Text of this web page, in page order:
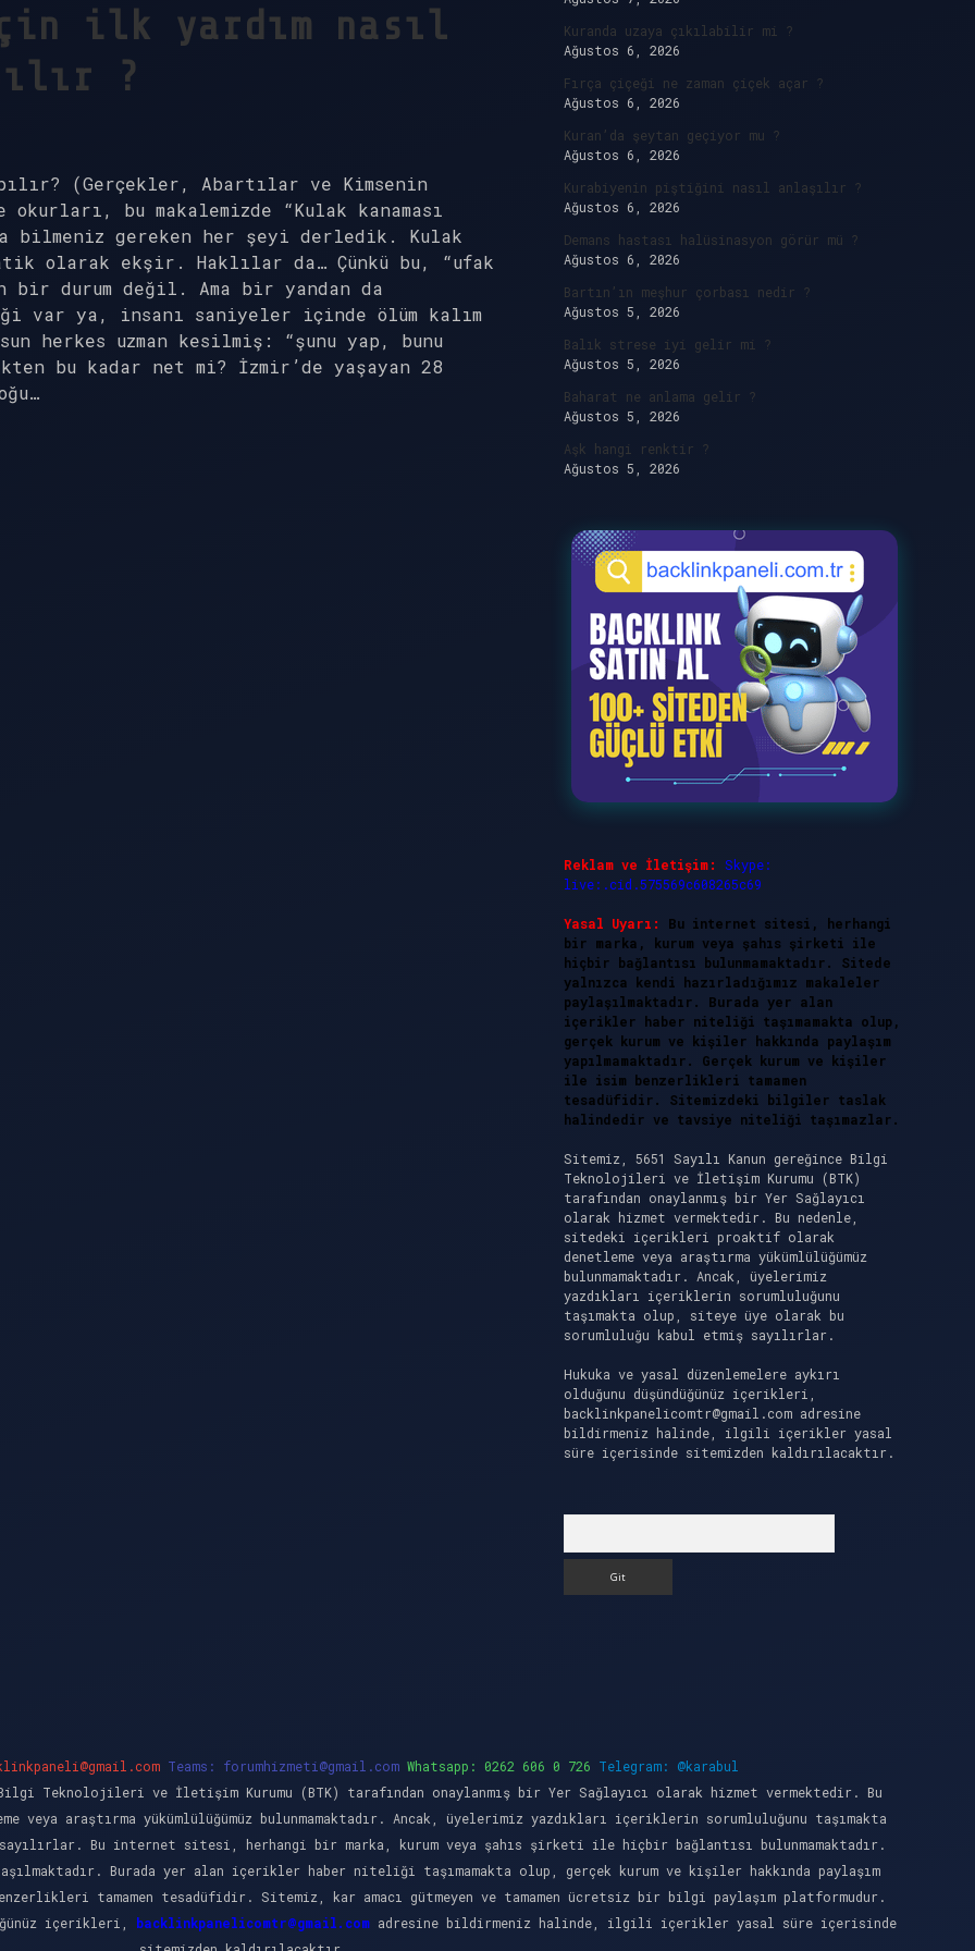
ilk yardım nasıl
?
(Gerçekler, Abartılar ve Kimsenin
bu makalemizde “Kulak kanaması
bilmeniz gereken her şeyi derledik. Kulak
olarak ekşir. Haklılar da… Çünkü bu, “ufak
durum değil. Ama bir yandan da
var ya, insanı saniyeler içinde ölüm kalım
herkes uzman kesilmiş: “şunu yap, bunu
bu kadar net mi? İzmir’de yaşayan 28
Kuranda uzaya çıkılabilir mi ?
Ağustos 6, 2026
Fırça çiçeği ne zaman çiçek açar ?
Ağustos 6, 2026
Kuran’da şeytan geçiyor mu ?
Ağustos 6, 2026
Kurabiyenin piştiğini nasıl anlaşılır ?
Ağustos 6, 2026
Demans hastası halüsinasyon görür mü ?
Ağustos 6, 2026
Bartın’ın meşhur çorbası nedir ?
Ağustos 5, 2026
Balık strese iyi gelir mi ?
Ağustos 5, 2026
Baharat ne anlama gelir ?
Ağustos 5, 2026
Aşk hangi renktir ?
Ağustos 5, 2026
Reklam ve İletişim:
Skype:
live:.cid.575569c608265c69
Yasal Uyarı:
Bu internet sitesi, herhangi
bir marka, kurum veya şahıs şirketi ile
hiçbir bağlantısı bulunmamaktadır. Sitede
yalnızca kendi hazırladığımız makaleler
paylaşılmaktadır. Burada yer alan
içerikler haber niteliği taşımamakta olup,
gerçek kurum ve kişiler hakkında paylaşım
yapılmamaktadır. Gerçek kurum ve kişiler
ile isim benzerlikleri tamamen
tesadüfidir. Sitemizdeki bilgiler taslak
halindedir ve tavsiye niteliği taşımazlar.
Sitemiz, 5651 Sayılı Kanun gereğince Bilgi
Teknolojileri ve İletişim Kurumu (BTK)
tarafından onaylanmış bir Yer Sağlayıcı
olarak hizmet vermektedir. Bu nedenle,
sitedeki içerikleri proaktif olarak
denetleme veya araştırma yükümlülüğümüz
bulunmamaktadır. Ancak, üyelerimiz
yazdıkları içeriklerin sorumluluğunu
taşımakta olup, siteye üye olarak bu
sorumluluğu kabul etmiş sayılırlar.
Hukuka ve yasal düzenlemelere aykırı
olduğunu düşündüğünüz içerikleri,
backlinkpanelicomtr@gmail.comadresine
bildirmeniz halinde, ilgili içerikler yasal
süre içerisinde sitemizden kaldırılacaktır.
Teams: forumhizmeti@gmail.com Whatsapp: 0262 606 0 726 Telegram: @karabul
Teknolojileri ve İletişim Kurumu (BTK) tarafından onaylanmış bir Yer Sağlayıcı olarak hizmet vermektedir. Bu
araştırma yükümlülüğümüz bulunmamaktadır. Ancak, üyelerimiz yazdıkları içeriklerin sorumluluğunu taşımakta
Bu internet sitesi, herhangi bir marka, kurum veya şahıs şirketi ile hiçbir bağlantısı bulunmamaktadır.
Burada yer alan içerikler haber niteliği taşımamakta olup, gerçek kurum ve kişiler hakkında paylaşım
tamamen tesadüfidir. Sitemiz, kar amacı gütmeyen ve tamamen ücretsiz bir bilgi paylaşım platformudur.
içerikleri, backlinkpanelicomtr@gmail.comadresine bildirmeniz halinde, ilgili içerikler yasal süre içerisinde